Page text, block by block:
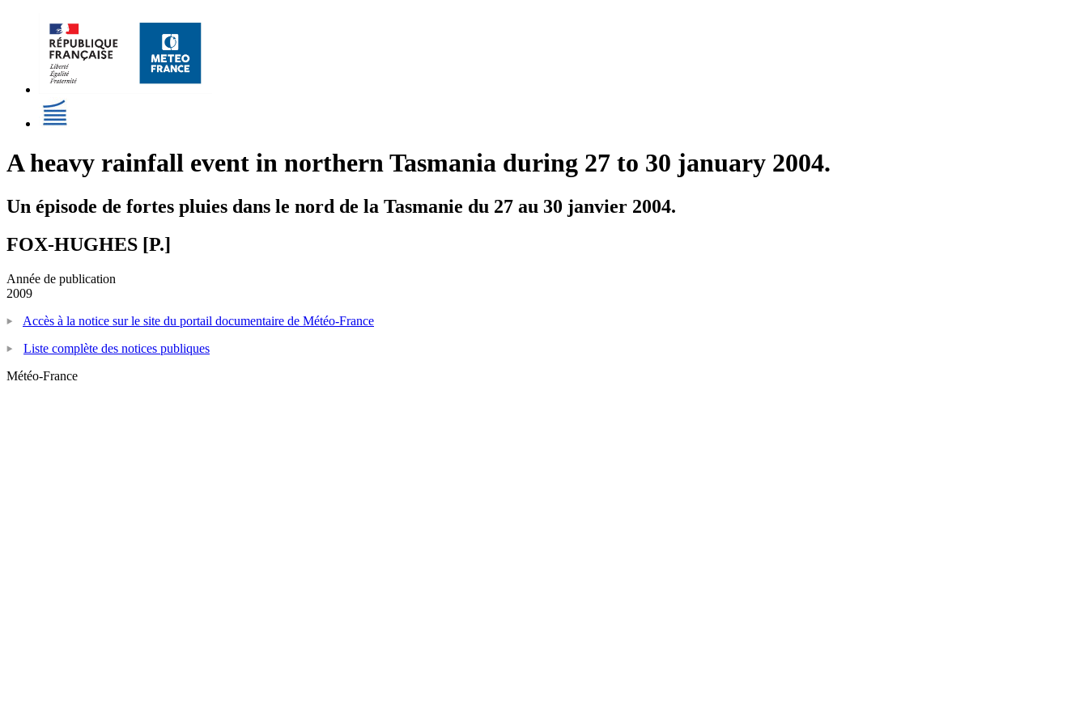
A heavy rainfall event in northern Tasmania during 27 to 30 january 2004.
Un épisode de fortes pluies dans le nord de la Tasmanie du 27 au 30 janvier 2004.
FOX-HUGHES [P.]
Année de publication
2009
Accès à la notice sur le site du portail documentaire de Météo-France
Liste complète des notices publiques
Météo-France